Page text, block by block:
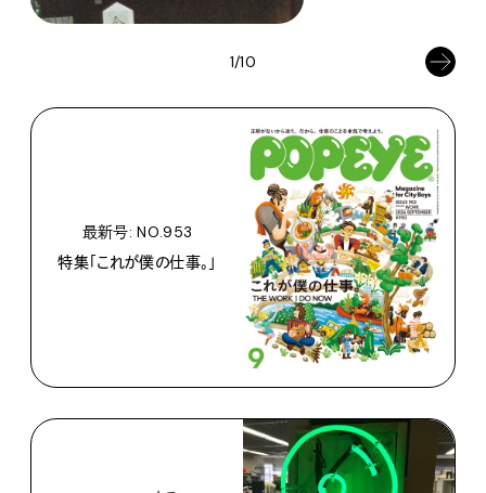
1/10
最新号: NO.953
特集「これが僕の仕事。」